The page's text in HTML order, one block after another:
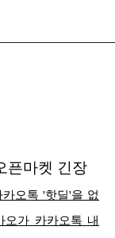
픈마켓 긴장
오톡 '핫딜'을 없
오가 카카오톡 내